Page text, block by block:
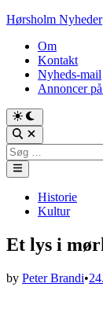
Skip
content
Hørsholm Nyheder
Om
Kontakt
Nyheds-mail
Annoncer
Søg
efter:
Main
Menu
PostedHistorie
Kultur
Et lys i
by Peter Brandi•